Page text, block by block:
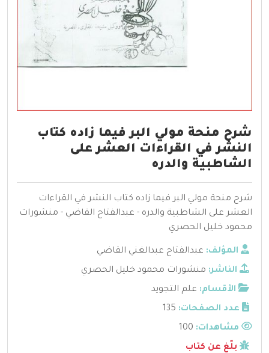
شرح منحة مولي البر فيما زاده كتاب
النشر في القراءات العشر على
الشاطبية والدره
شرح منحة مولي البر فيما زاده كتاب النشر في القراءات
العشر على الشاطبية والدره - عبدالفتاح القاضي - منشورات
محمود خليل الحصري
المؤلف: عبدالفتاح عبدالغني القاضي
الناشر: منشورات محمود خليل الحصري
الأقسام: علم التجويد
عدد الصفحات: 135
مشاهدات:
بلّغ عن كتاب